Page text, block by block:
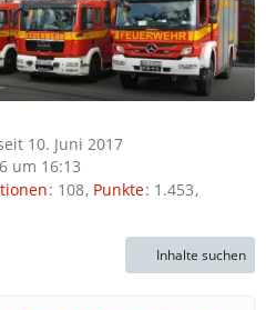
10. Juni 2017
um 16:13
108 Punkte 1.453
Inhalte suchen